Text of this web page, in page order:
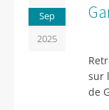
Sep
2025
sur
de